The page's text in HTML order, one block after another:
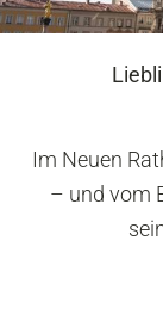
Im Neuen
– und vom